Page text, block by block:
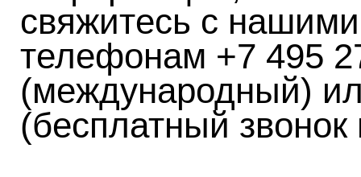
свяжитесь с
телефонам +7 495
(международный)
(бесплатный